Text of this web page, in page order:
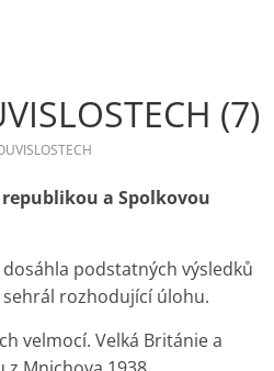
(7)
republikou a Spolkovou
dosáhla podstatných výsledků
sehrál rozhodující úlohu.
velmocí. Velká Británie a